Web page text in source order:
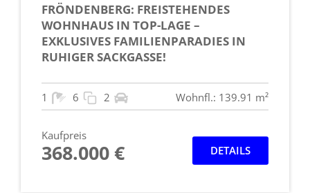
FRÖNDENBERG: FREISTEHENDES
WOHNHAUS IN TOP-LAGE –
EXKLUSIVES FAMILIENPARADIES IN
RUHIGER SACKGASSE!
1 6 2 Wohnfl.: 139.91 m²
Kaufpreis
368.000 € DETAILS